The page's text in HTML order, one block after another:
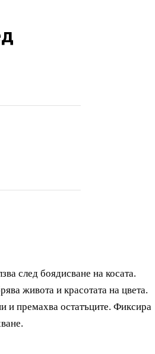
след боядисване на косата.
живота и красотата на цвета.
и премахва остатъците. Фиксира